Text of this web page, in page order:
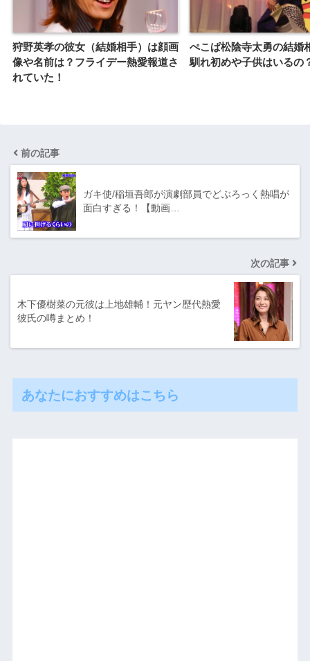
狩野英孝の彼女（結婚相手）は顔画
像や名前は？フライデー熱愛報道さ
れていた！
ぺこぱ松陰寺太勇の結婚
馴れ初めや子供はいるの
前の記事
ガキ使/稲垣吾郎が演劇部員でどぶろっく熱唱が
面白すぎる！【動画…
次の記事
木下優樹菜の元彼は上地雄輔！元ヤン歴代熱愛
彼氏の噂まとめ！
あなたにおすすめはこちら